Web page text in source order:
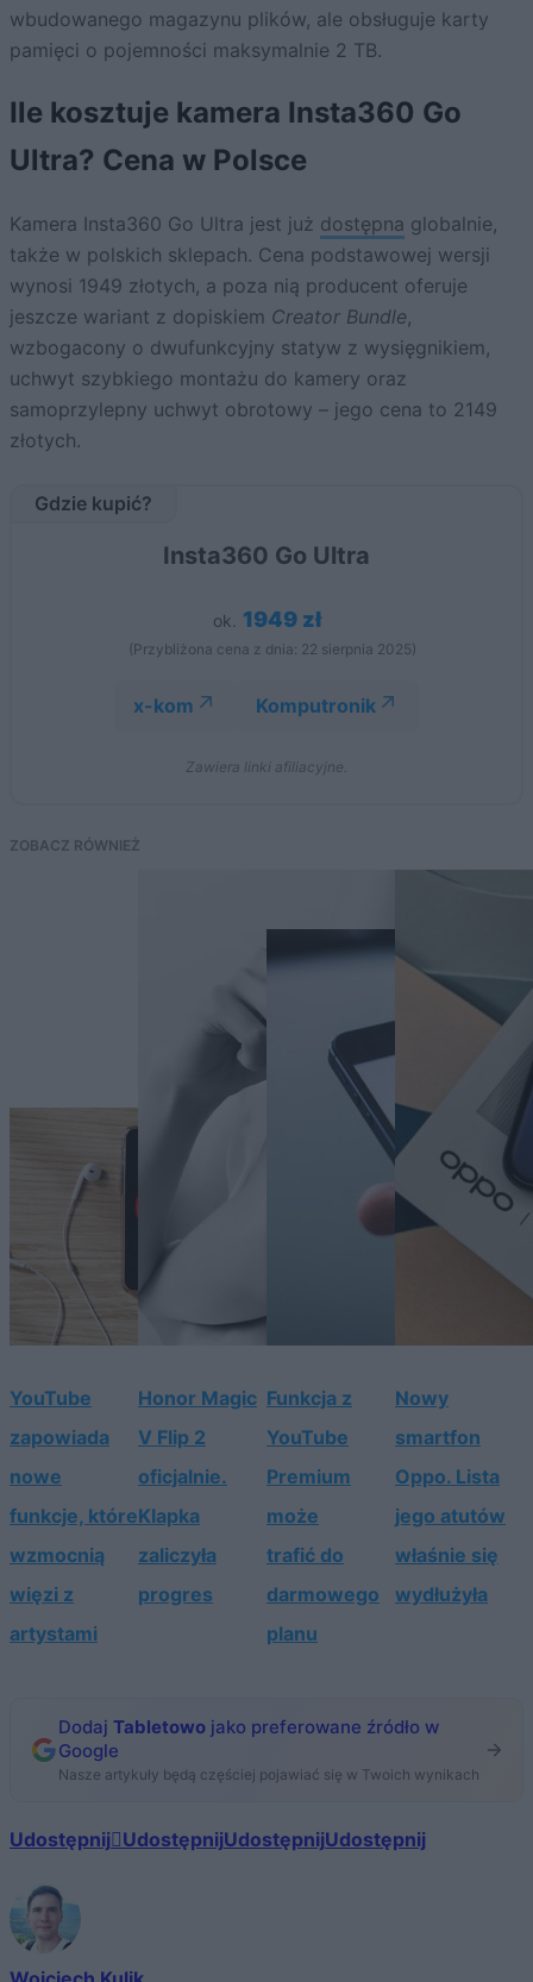
wbudowanego magazynu plików, ale obsługuje karty
pamięci o pojemności maksymalnie 2 TB.
Ile kosztuje kamera Insta360 Go
Ultra? Cena w Polsce
Kamera Insta360 Go Ultra jest już dostępna globalnie,
także w polskich sklepach. Cena podstawowej wersji
wynosi 1949 złotych, a poza nią producent oferuje
jeszcze wariant z dopiskiem Creator Bundle,
wzbogacony o dwufunkcyjny statyw z wysięgnikiem,
uchwyt szybkiego montażu do kamery oraz
samoprzylepny uchwyt obrotowy – jego cena to 2149
złotych.
Gdzie kupić?
Insta360 Go Ultra
ok. 1949 zł
(Przybliżona cena z dnia: 22 sierpnia 2025)
x-kom Komputronik
Zawiera linki afiliacyjne.
ZOBACZ RÓWNIEŻ
YouTube
zapowiada
nowe
funkcje, które
wzmocnią
więzi z
artystami
Honor Magic
V Flip 2
oficjalnie.
Klapka
zaliczyła
progres
Funkcja z
YouTube
Premium
może
trafić do
darmowego
planu
Nowy
smartfon
Oppo. Lista
jego atutów
właśnie się
wydłużyła
Dodaj Tabletowo jako preferowane źródło w
Google
Nasze artykuły będą częściej pojawiać się w Twoich wynikach
Udostępnij UdostępnijUdostępnijUdostępnij